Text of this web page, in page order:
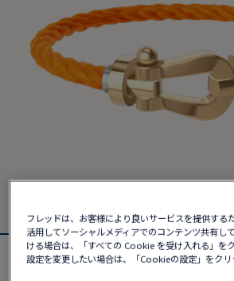
フォース10ブレスレット
フレッドは、お客様により良いサービスを提供する
活用してソーシャルメディアでのコンテンツ共有し
ける場合は、「すべての Cookie を受け入れる」を
設定を変更したい場合は、「Cookieの設定」をクリ